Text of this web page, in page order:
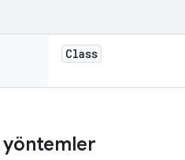
Class
yöntemler